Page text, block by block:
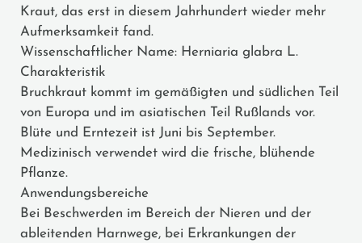
Kraut, das erst in diesem Jahrhundert wieder mehr
Aufmerksamkeit fand.
Wissenschaftlicher Name: Herniaria glabra L.
Charakteristik
Bruchkraut kommt im gemäßigten und südlichen Teil
von Europa und im asiatischen Teil Rußlands vor.
Blüte und Erntezeit ist Juni bis September.
Medizinisch verwendet wird die frische, blühende
Pflanze.
Anwendungsbereiche
Bei Beschwerden im Bereich der Nieren und der
ableitenden Harnwege, bei Erkrankungen der